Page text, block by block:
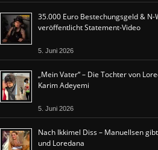
35.000 Euro Bestechungsgeld &
veröffentlicht Statement-Video
5. Juni 2026
„Mein Vater“ – Die Tochter von
Karim Adeyemi
5. Juni 2026
Nach Ikkimel Diss – Manuellsen
und Loredana